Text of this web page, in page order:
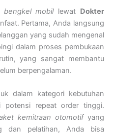
bengkel mobillewat Dokter
Pertama, Anda langsung
yang sudah mengenal
dalam proses pembukaan
yang sangat membantu
berpengalaman.
dalam kategori kebutuhan
potensi repeat order tinggi.
kemitraan otomotifyang
dan pelatihan, Anda bisa